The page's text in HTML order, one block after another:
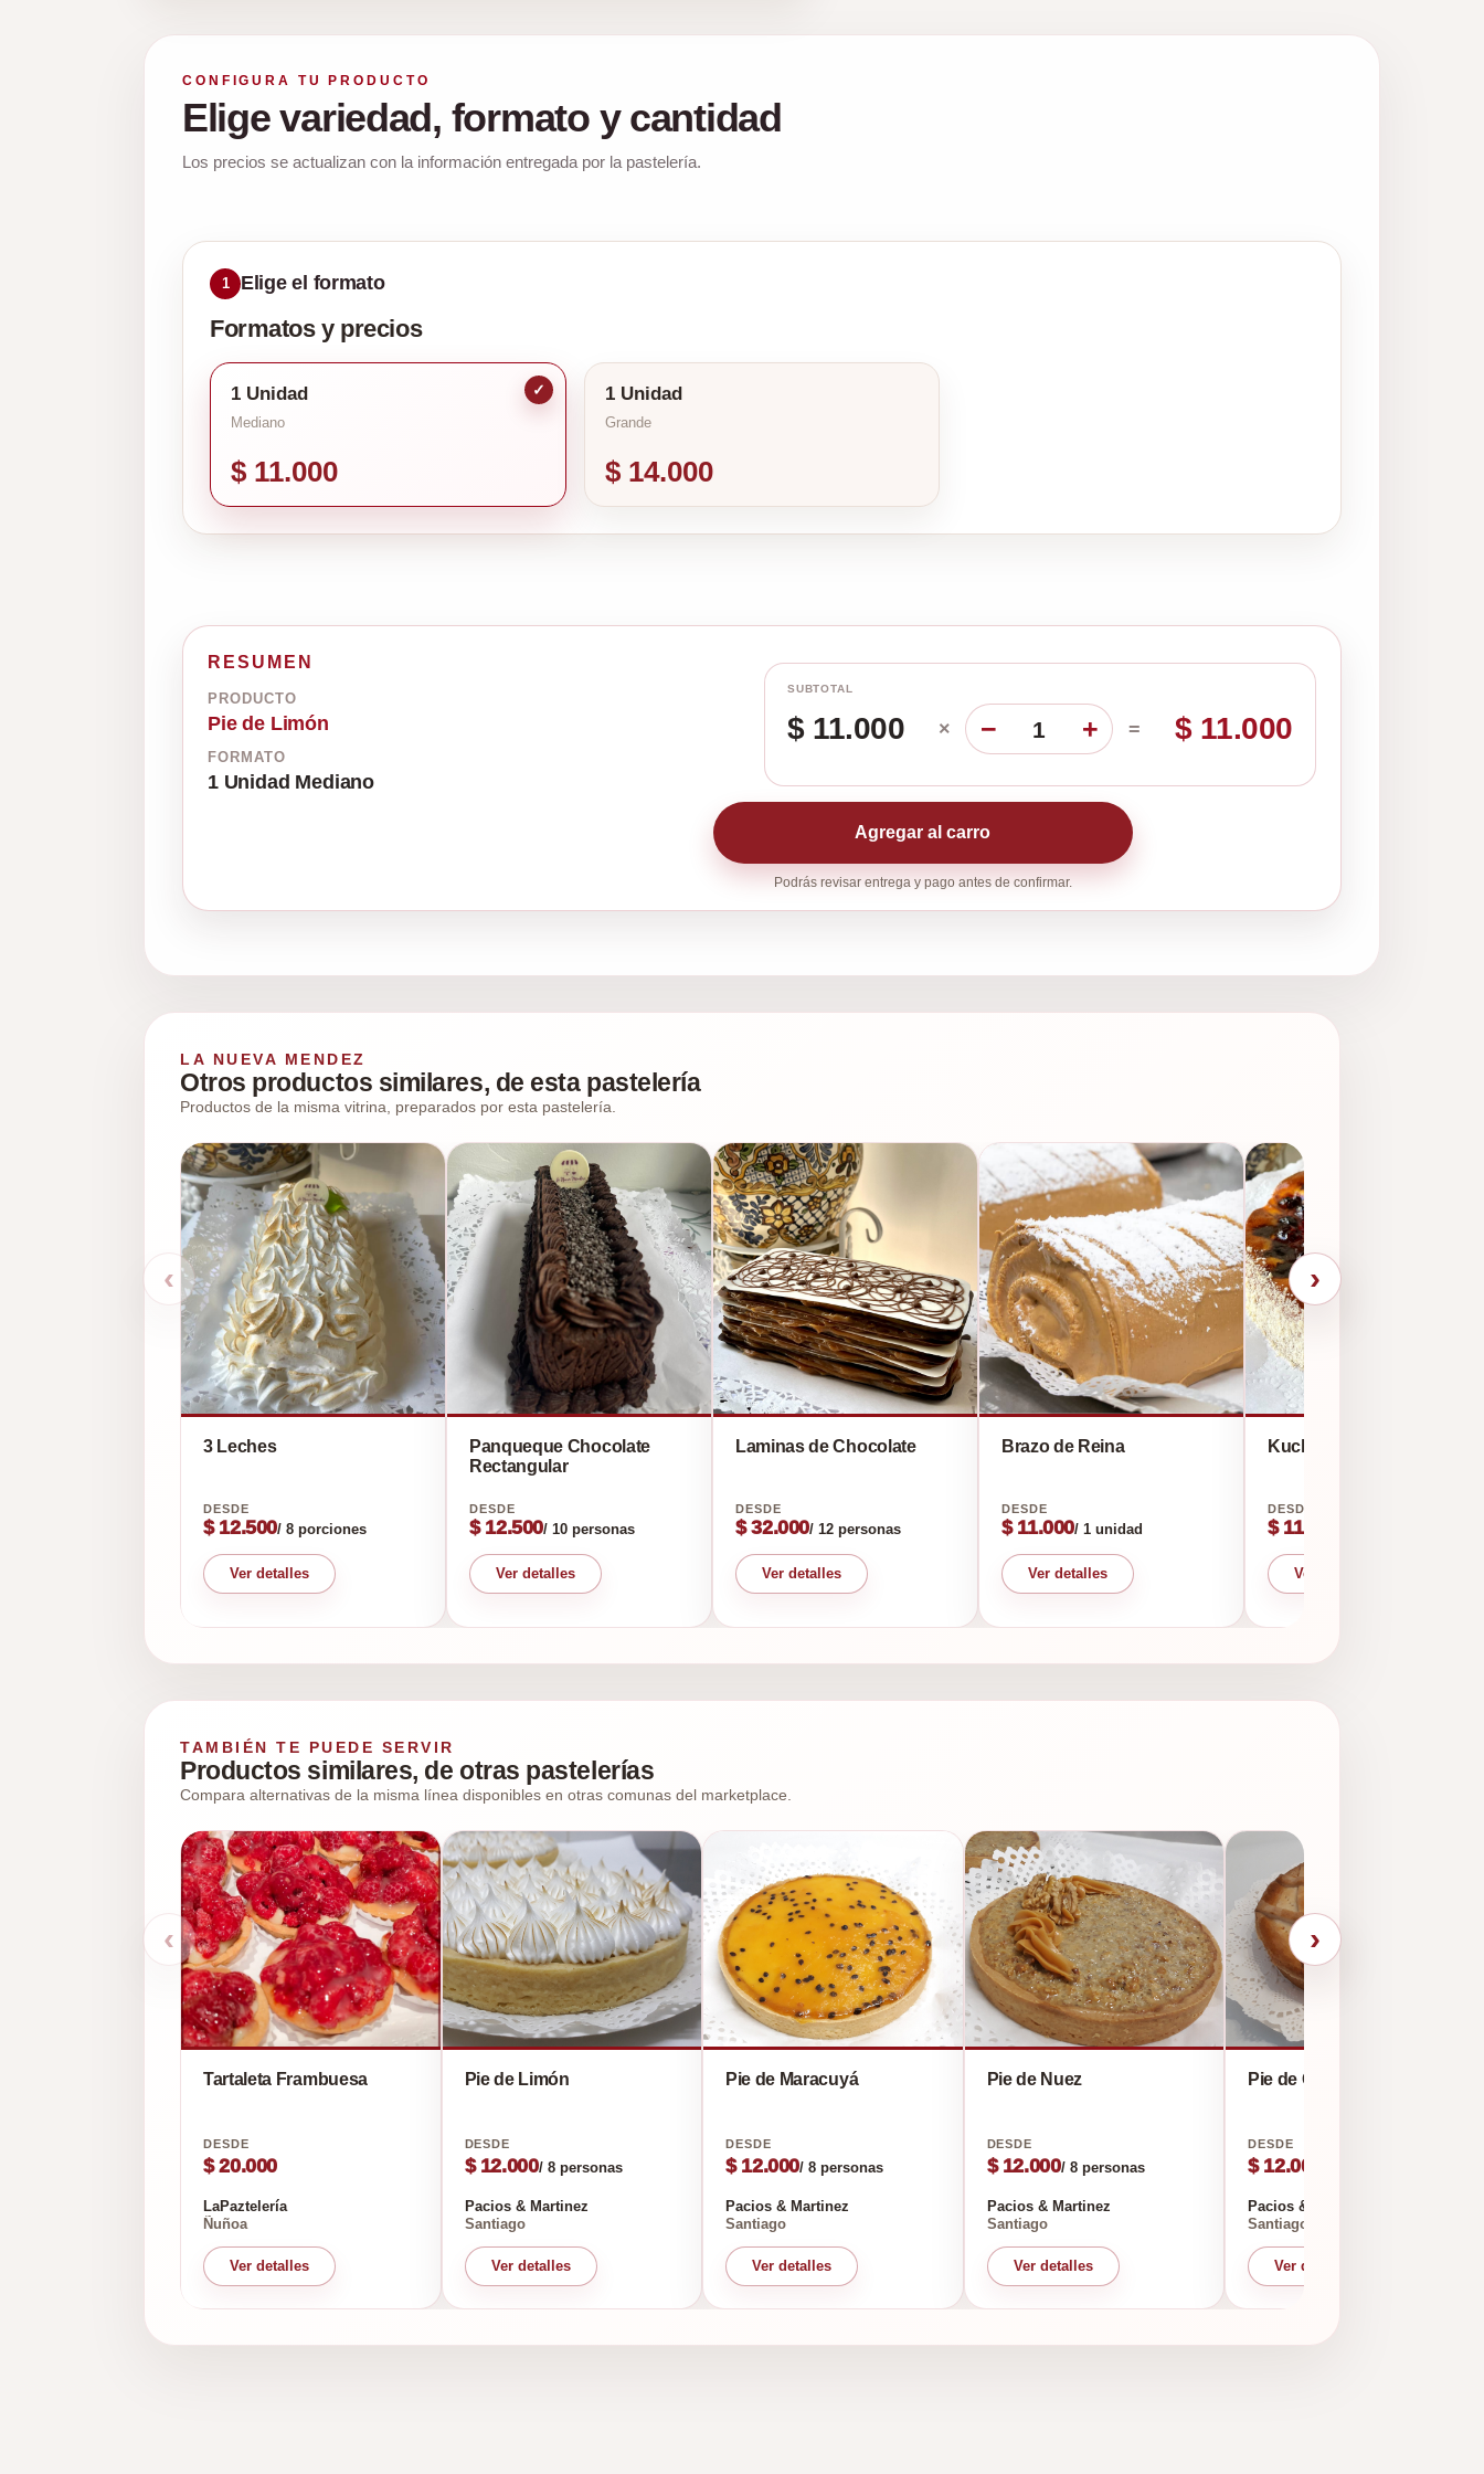
CONFIGURA TU PRODUCTO
Elige variedad, formato y cantidad
Los precios se actualizan con la información entregada por la pastelería.
1 Elige el formato
Formatos y precios
✓
1 Unidad
Mediano
$ 11.000
1 Unidad
Grande
$ 14.000
RESUMEN
PRODUCTO
Pie de Limón
FORMATO
1 Unidad Mediano
SUBTOTAL
$ 11.000 × − 1 + = $ 11.000
Agregar al carro
Podrás revisar entrega y pago antes de confirmar.
LA NUEVA MENDEZ
Otros productos similares, de esta pastelería
Productos de la misma vitrina, preparados por esta pastelería.
‹
3 Leches
$ 12.500/ 8 porciones
Ver detalles
Panqueque Chocolate
Rectangular
$ 12.500/ 10 personas
Ver detalles
Laminas de Chocolate
$ 32.000/ 12 personas
Ver detalles
Brazo de Reina
$ 11.000/ 1 unidad
Ver detalles
Kuchen de Campo
$ 11.000
Ver detalles
›
TAMBIÉN TE PUEDE SERVIR
Productos similares, de otras pastelerías
Compara alternativas de la misma línea disponibles en otras comunas del marketplace.
‹
Tartaleta Frambuesa
LaPaztelería
Ñuñoa
$ 20.000
Ver detalles
Pie de Limón
Pacios & Martinez
Santiago
$ 12.000/ 8 personas
Ver detalles
Pie de Maracuyá
Pacios & Martinez
Santiago
$ 12.000/ 8 personas
Ver detalles
Pie de Nuez
Pacios & Martinez
Santiago
$ 12.000/ 8 personas
Ver detalles
Pie de Guayaba
Pacios & Martinez
Santiago
$ 12.000
Ver detalles
›